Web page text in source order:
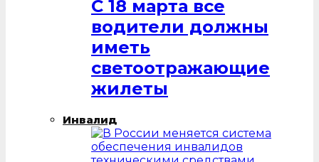
С 18 марта все
водители должны
иметь
светоотражающие
жилеты
Инвалид